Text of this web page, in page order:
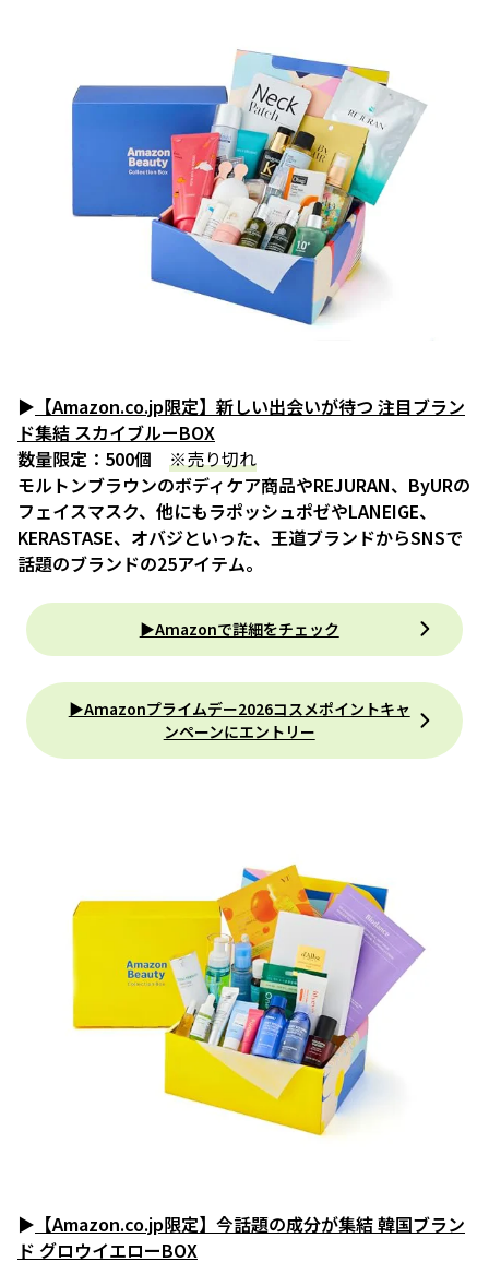
▶ 【Amazon.co.jp限定】新しい出会いが待つ 注目ブラン
ド集結 スカイブルーBOX
数量限定：500個 ※売り切れ
モルトンブラウンのボディケア商品やREJURAN、ByURの
フェイスマスク、他にもラポッシュポゼやLANEIGE、
KERASTASE、オバジといった、王道ブランドからSNSで
話題のブランドの25アイテム。
▶Amazonで詳細をチェック
▶︎Amazonプライムデー2026コスメポイントキャ
ンペーンにエントリー
▶ 【Amazon.co.jp限定】今話題の成分が集結 韓国ブラン
ド グロウイエローBOX